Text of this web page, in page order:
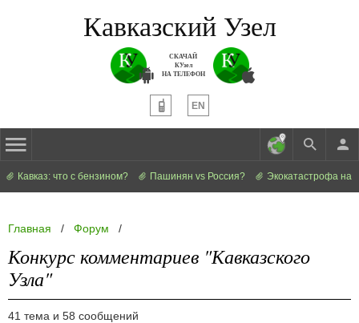
Кавказский Узел
СКАЧАЙ
КУзел
НА ТЕЛЕФОН
EN
Кавказ: что с бензином? Пашинян vs Россия? Экокатастрофа на
Главная / Форум /
Конкурс комментариев "Кавказского
Узла"
41 тема и 58 сообщений